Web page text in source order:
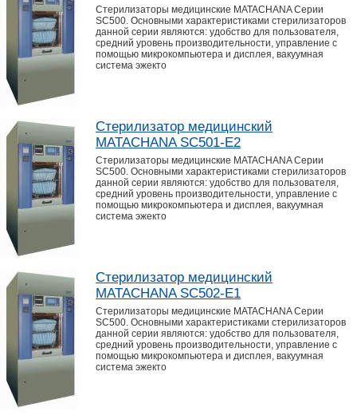
Стерилизаторы медицинские MATACHANA Серии
SC500. Основными характеристиками стерилизаторов
данной серии являются: удобство для пользователя,
средний уровень производительности, управление с
помощью микрокомпьютера и дисплея, вакуумная
система эжекто
Стерилизатор медицинский
MATACHANA SC501-E2
Стерилизаторы медицинские MATACHANA Серии
SC500. Основными характеристиками стерилизаторов
данной серии являются: удобство для пользователя,
средний уровень производительности, управление с
помощью микрокомпьютера и дисплея, вакуумная
система эжекто
Стерилизатор медицинский
MATACHANA SC502-E1
Стерилизаторы медицинские MATACHANA Серии
SC500. Основными характеристиками стерилизаторов
данной серии являются: удобство для пользователя,
средний уровень производительности, управление с
помощью микрокомпьютера и дисплея, вакуумная
система эжекто